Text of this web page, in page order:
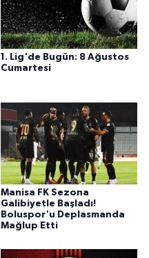
1. Lig'de Bugün: 8 Ağustos
Cumartesi
Manisa FK Sezona
Galibiyetle Başladı!
Boluspor'u Deplasmanda
Mağlup Etti